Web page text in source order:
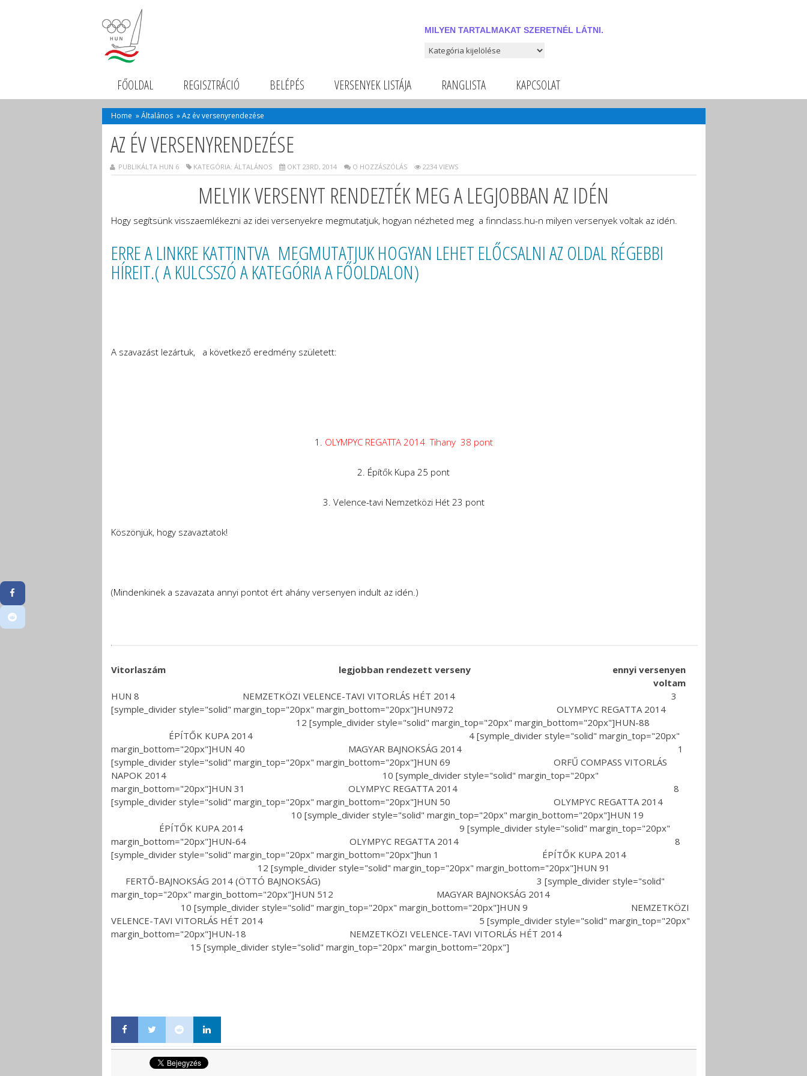
MILYEN TARTALMAKAT SZERETNÉL LÁTNI.
Milyen tartalmakat szeretnél látni.
FŐOLDAL REGISZTRÁCIÓ BELÉPÉS VERSENYEK LISTÁJA RANGLISTA KAPCSOLAT
Home »Általános »Az év versenyrendezése
AZ ÉV VERSENYRENDEZÉSE
PUBLIKÁLTA HUN 6 KATEGÓRIA: ÁLTALÁNOS OKT 23RD, 2014 O HOZZÁSZÓLÁS 2234 VIEWS
MELYIK VERSENYT RENDEZTÉK MEG A LEGJOBBAN AZ IDÉN
Hogy segítsünk visszaemlékezni az idei versenyekre megmutatjuk, hogyan nézheted meg a finnclass.hu-n milyen versenyek voltak az idén.
ERRE A LINKRE KATTINTVA MEGMUTATJUK HOGYAN LEHET ELŐCSALNI AZ OLDAL RÉGEBBI
HÍREIT.( A KULCSSZÓ A KATEGÓRIA A FŐOLDALON)
A szavazást lezártuk, a következő eredmény született:
1. OLYMPYC REGATTA 2014 Tihany 38 pont
2. Építők Kupa 25 pont
3. Velence-tavi Nemzetközi Hét 23 pont
Köszönjük, hogy szavaztatok!
(Mindenkinek a szavazata annyi pontot ért ahány versenyen indult az idén.)
Vitorlaszám legjobban rendezett verseny
ennyi versenyen
voltam
HUN 8 NEMZETKÖZI VELENCE-TAVI VITORLÁS HÉT 2014 3
[symple_divider style="solid" margin_top="20px" margin_bottom="20px"]HUN972 OLYMPYC REGATTA 2014
12 [symple_divider style="solid" margin_top="20px" margin_bottom="20px"]HUN-88
ÉPÍTŐK KUPA 2014 4 [symple_divider style="solid" margin_top="20px"
margin_bottom="20px"]HUN 40 MAGYAR BAJNOKSÁG 2014 1
[symple_divider style="solid" margin_top="20px" margin_bottom="20px"]HUN 69 ORFŰ COMPASS VITORLÁS
NAPOK 2014 10 [symple_divider style="solid" margin_top="20px"
margin_bottom="20px"]HUN 31 OLYMPYC REGATTA 2014 8
[symple_divider style="solid" margin_top="20px" margin_bottom="20px"]HUN 50 OLYMPYC REGATTA 2014
10 [symple_divider style="solid" margin_top="20px" margin_bottom="20px"]HUN 19
ÉPÍTŐK KUPA 2014 9 [symple_divider style="solid" margin_top="20px"
margin_bottom="20px"]HUN-64 OLYMPYC REGATTA 2014 8
[symple_divider style="solid" margin_top="20px" margin_bottom="20px"]hun 1 ÉPÍTŐK KUPA 2014
12 [symple_divider style="solid" margin_top="20px" margin_bottom="20px"]HUN 91
FERTŐ-BAJNOKSÁG 2014 (ÖTTÓ BAJNOKSÁG) 3 [symple_divider style="solid"
margin_top="20px" margin_bottom="20px"]HUN 512 MAGYAR BAJNOKSÁG 2014
10 [symple_divider style="solid" margin_top="20px" margin_bottom="20px"]HUN 9 NEMZETKÖZI
VELENCE-TAVI VITORLÁS HÉT 2014 5 [symple_divider style="solid" margin_top="20px"
margin_bottom="20px"]HUN-18 NEMZETKÖZI VELENCE-TAVI VITORLÁS HÉT 2014
15 [symple_divider style="solid" margin_top="20px" margin_bottom="20px"]